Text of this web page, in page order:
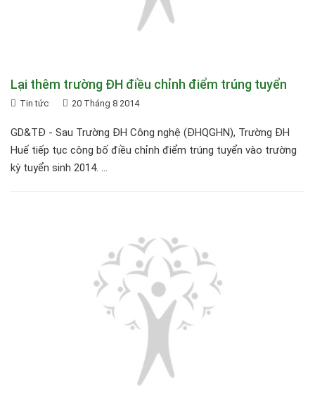
Lại thêm trường ĐH điều chỉnh điểm trúng tuyển
Tin tức 20 Tháng 8 2014
GD&TĐ - Sau Trường ĐH Công nghệ (ĐHQGHN), Trường ĐH
Huế tiếp tục công bố điều chỉnh điểm trúng tuyển vào trường
kỳ tuyển sinh 2014. ...